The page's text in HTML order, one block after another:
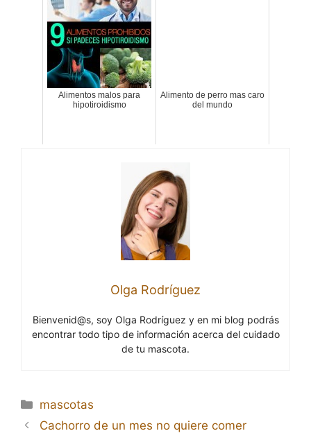
Alimentos malos para
hipotiroidismo
Alimento de perro mas caro
del mundo
Olga Rodríguez
Bienvenid@s, soy Olga Rodríguez y en mi blog podrás
encontrar todo tipo de información acerca del cuidado
de tu mascota.
Categorías
mascotas
Navegación
Cachorro de un mes no quiere comer